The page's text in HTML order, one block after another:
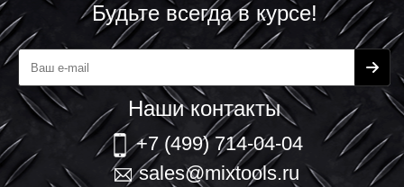
Будьте всегда в курсе!
Наши контакты
+7 (499) 714-04-04
sales@mixtools.ru